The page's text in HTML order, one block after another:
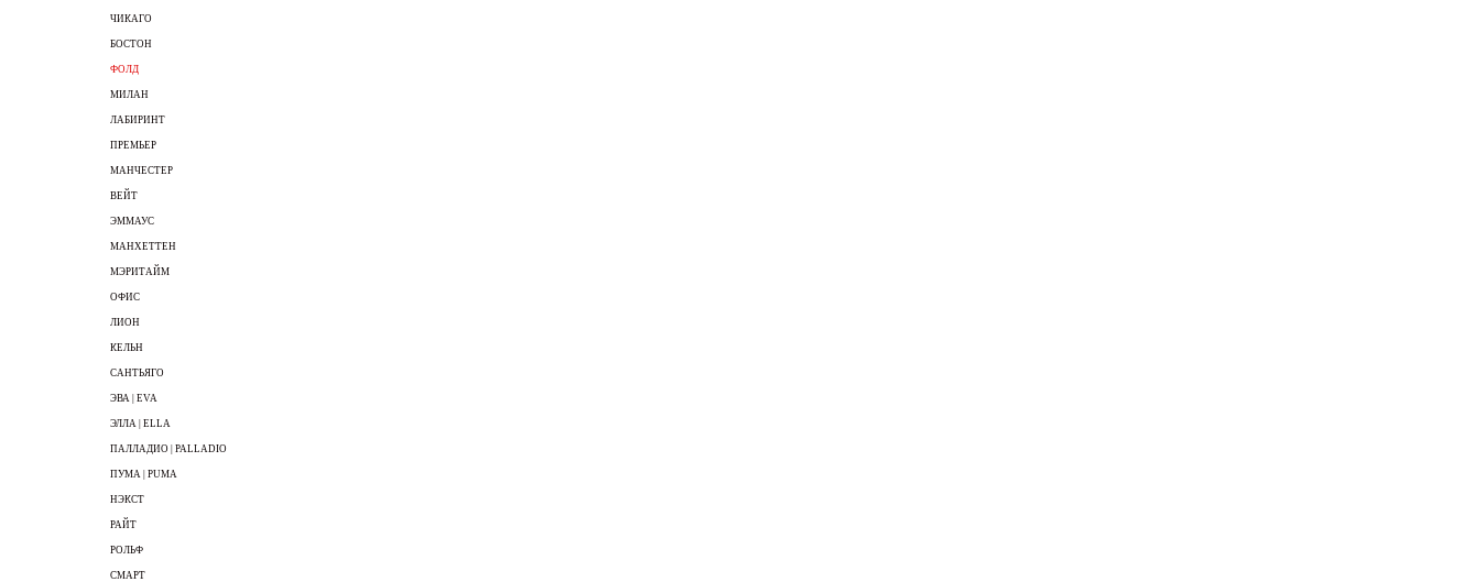
ЧИКАГО
БОСТОН
ФОЛД
МИЛАН
ЛАБИРИНТ
ПРЕМЬЕР
МАНЧЕСТЕР
ВЕЙТ
ЭММАУС
МАНХЕТТЕН
МЭРИТАЙМ
ОФИС
ЛИОН
КЕЛЬН
САНТЬЯГО
ЭВА | EVA
ЭЛЛА | ELLA
ПАЛЛАДИО | PALLADIO
ПУМА | PUMA
НЭКСТ
РАЙТ
РОЛЬФ
СМАРТ